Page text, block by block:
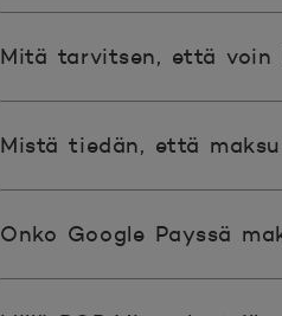
Mitä tarvitsen, että voin
Mistä tiedän, että
Onko Google Payssä